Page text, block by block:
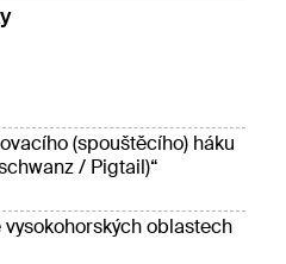
(spouštěcího) háku
/ Pigtail)“
oblastech